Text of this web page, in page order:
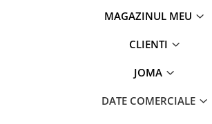
MAGAZINUL MEU
CLIENTI
JOMA
DATE COMERCIALE